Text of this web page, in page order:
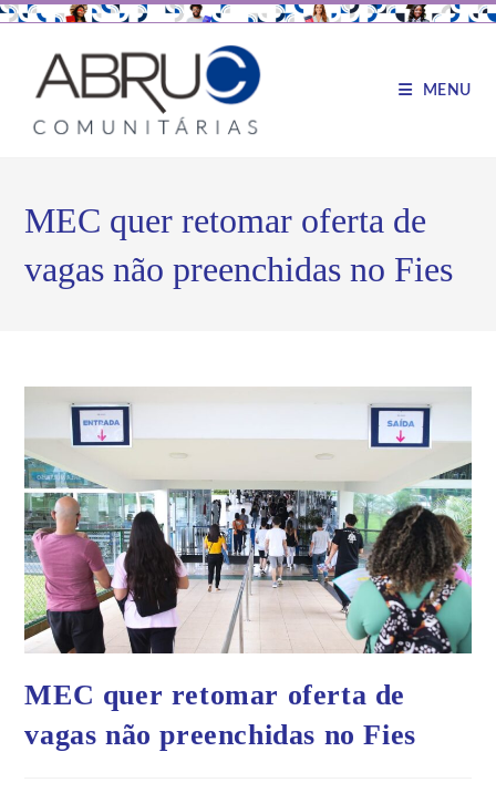
MENU
MEC quer retomar oferta de
vagas não preenchidas no Fies
MEC quer retomar oferta de
vagas não preenchidas no Fies